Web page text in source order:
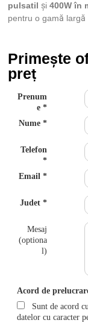
pulsatil și400W în
pentru o gamă largă
Primește
preț
Prenum
e
Nume
Telefon
Email
Judet
Mesaj
(optiona
l)
Acord de
Sunt de acord
datelor cu caracter